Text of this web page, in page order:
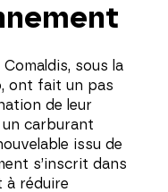
sous la
ont fait un pas
de leur
carburant
issu de
s’inscrit dans
à réduire